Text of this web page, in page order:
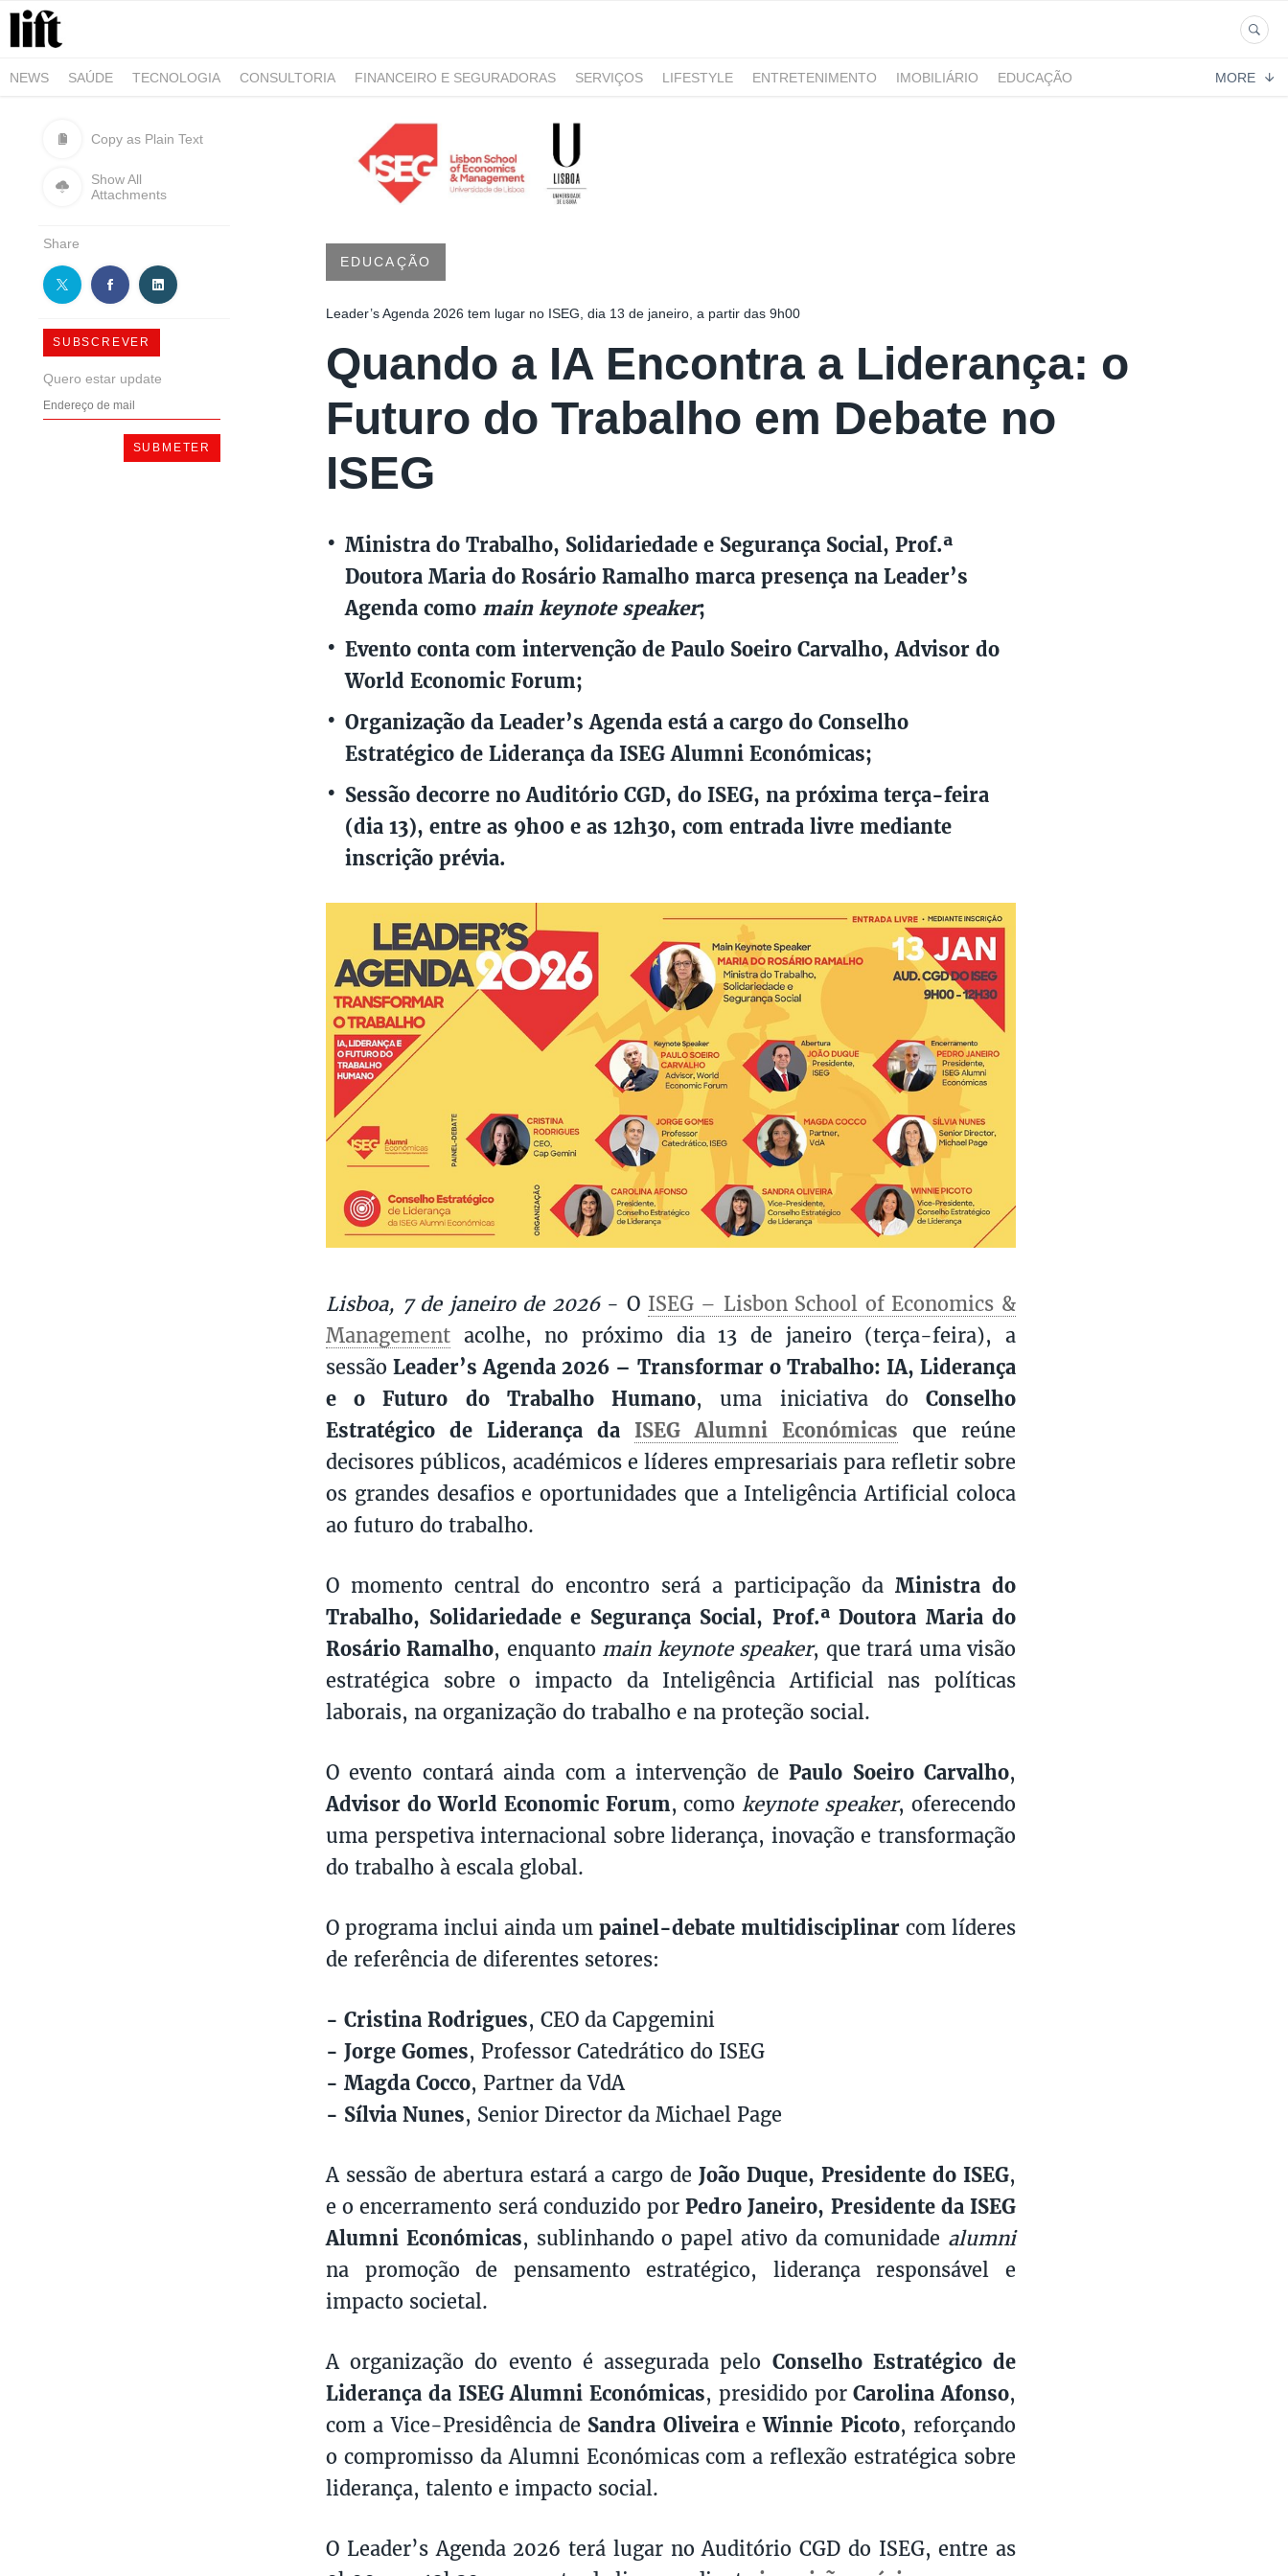
NEWS SAÚDE TECNOLOGIA CONSULTORIA FINANCEIRO E SEGURADORAS SERVIÇOS LIFESTYLE ENTRETENIMENTO IMOBILIÁRIO
EDUCAÇÃO
MORE
Copy as Plain Text
Show All
Attachments
Share
SUBSCREVER
Quero estar update
EDUCAÇÃO
Leader’s Agenda 2026 tem lugar no ISEG, dia 13 de janeiro, a partir das 9h00
Quando a IA Encontra a Liderança: o
Futuro do Trabalho em Debate no
ISEG
Ministra do Trabalho, Solidariedade e Segurança Social, Prof.ª
Doutora Maria do Rosário Ramalho marca presença na Leader’s
Agenda como main keynote speaker;
Evento conta com intervenção de Paulo Soeiro Carvalho, Advisor do
World Economic Forum;
Organização da Leader’s Agenda está a cargo do Conselho
Estratégico de Liderança da ISEG Alumni Económicas;
Sessão decorre no Auditório CGD, do ISEG, na próxima terça-feira
(dia 13), entre as 9h00 e as 12h30, com entrada livre mediante
inscrição prévia.
Lisboa, 7 de janeiro de 2026- O ISEG – Lisbon School of Economics &
Management acolhe, no próximo dia 13 de janeiro (terça-feira), a
sessãoLeader’s Agenda 2026 – Transformar o Trabalho: IA, Liderança
e o Futuro do Trabalho Humano, uma iniciativa doConselho
Estratégico de Liderança da ISEG Alumni Económicas que reúne
decisores públicos, académicos e líderes empresariais para refletir sobre
os grandes desafios e oportunidades que a Inteligência Artificial coloca
ao futuro do trabalho.
O momento central do encontro será a participação daMinistra do
Trabalho, Solidariedade e Segurança Social, Prof.ª Doutora Maria do
Rosário Ramalho, enquanto main keynote speaker, que trará uma visão
estratégica sobre o impacto da Inteligência Artificial nas políticas
laborais, na organização do trabalho e na proteção social.
O evento contará ainda com a intervenção dePaulo Soeiro Carvalho,
Advisor do World Economic Forum, como keynote speaker, oferecendo
uma perspetiva internacional sobre liderança, inovação e transformação
do trabalho à escala global.
O programa inclui ainda um painel-debate multidisciplinar com líderes
de referência de diferentes setores:
- Cristina Rodrigues, CEO da Capgemini
- Jorge Gomes, Professor Catedrático do ISEG
- Magda Cocco, Partner da VdA
- Sílvia Nunes, Senior Director da Michael Page
A sessão de abertura estará a cargo de João Duque, Presidente do ISEG,
e o encerramento será conduzido porPedro Janeiro, Presidente da ISEG
Alumni Económicas, sublinhando o papel ativo da comunidade alumni
na promoção de pensamento estratégico, liderança responsável e
impacto societal.
A organização do evento é assegurada pelo Conselho Estratégico de
Liderança da ISEG Alumni Económicas, presidido porCarolina Afonso,
com a Vice-Presidência de Sandra OliveiraeWinnie Picoto, reforçando
o compromisso da Alumni Económicas com a reflexão estratégica sobre
liderança, talento e impacto social.
O Leader’s Agenda 2026 terá lugar no Auditório CGD do ISEG, entre as